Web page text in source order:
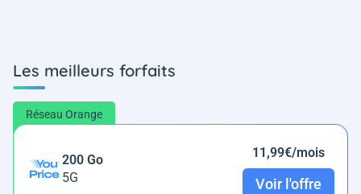
Les meilleurs forfaits
Réseau Orange
200 Go
5G
11,99€/mois
Voir l'offre